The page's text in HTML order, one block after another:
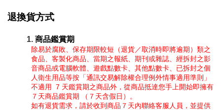
退換貨方式
商品鑑賞期
除易於腐敗、保存期限較短（退貨／取消時即將逾期）類之
食品、客製化商品、當期之報紙、期刊或雜誌、經拆封之影
音商品或電腦軟體、遊戲點數卡、其他點數卡、已拆封之個
人衛生用品等按「通訊交易解除權合理例外情事適用準則」
不適用  7 天鑑賞期之商品外，從商品抵達您手上開始即擁有
７天商品鑑賞期 （７天含假日）。
如有退貨需求，請於收到商品７天內聯絡客服人員，並提供